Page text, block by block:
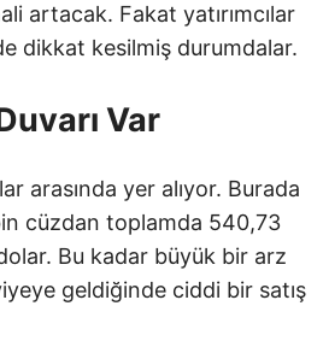
artacak. Fakat yatırımcılar
dikkat kesilmiş durumdalar.
Var
arasında yer alıyor. Burada
cüzdan toplamda 540,73
Bu kadar büyük bir arz
geldiğinde ciddi bir satış